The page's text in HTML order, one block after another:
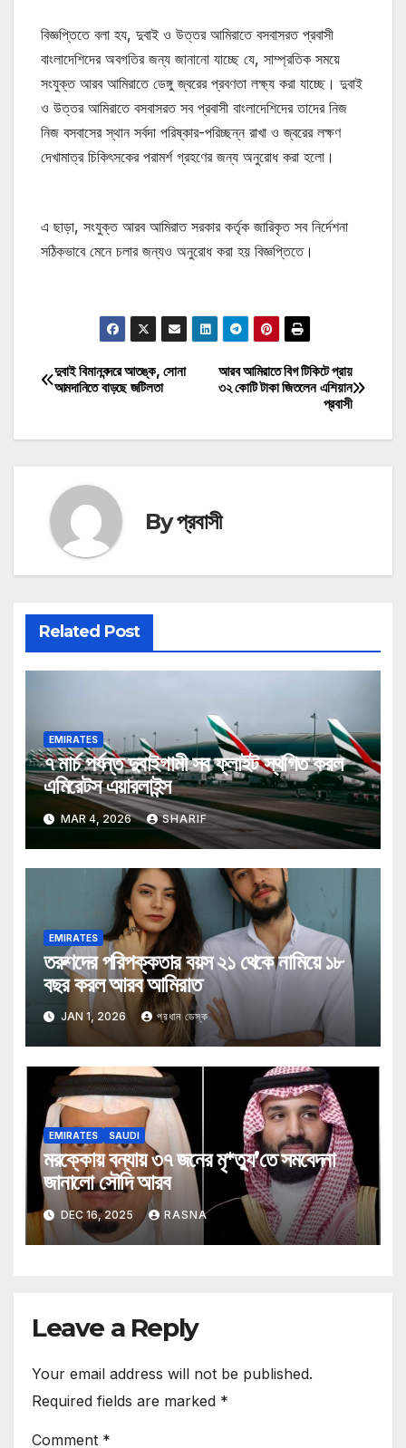
বিজ্ঞপ্তিতে বলা হয, দুবাই ও উত্তর আমিরাতে বসবাসরত প্রবাসী
বাংলাদেশিদের অবগতির জন্য জানানো যাচ্ছে যে, সাম্প্রতিক সময়ে
সংযুক্ত আরব আমিরাতে ডেঙ্গু জ্বরের প্রবণতা লক্ষ্য করা যাচ্ছে। দুবাই
ও উত্তর আমিরাতে বসবাসরত সব প্রবাসী বাংলাদেশিদের তাদের নিজ
নিজ বসবাসের স্থান সর্বদা পরিষ্কার-পরিচ্ছন্ন রাখা ও জ্বরের লক্ষণ
দেখামাত্র চিকিৎসকের পরামর্শ গ্রহণের জন্য অনুরোধ করা হলো।
এ ছাড়া, সংযুক্ত আরব আমিরাত সরকার কর্তৃক জারিকৃত সব নির্দেশনা
সঠিকভাবে মেনে চলার জন্যও অনুরোধ করা হয় বিজ্ঞপ্তিতে।
Post
আরব আমিরাতে বিগ টিকিটে প্রায়
৩২ কোটি টাকা জিতলেন এশিয়ান
প্রবাসী
দুবাই বিমানবন্দরে আতঙ্ক, সোনা
আমদানিতে বাড়ছে জটিলতা
Byপ্রবাসী
Related Post
EMIRATES
৭ মার্চ পর্যন্ত দুবাইগামী সব ফ্লাইট স্থগিত করল
এমিরেটস এয়ারলাইন্স
MAR 4, 2026 SHARIF
EMIRATES
তরুণদের পরিপক্কতার বয়স ২১ থেকে নামিয়ে ১৮
বছর করল আরব আমিরাত
JAN 1, 2026 প্রধান ডেস্ক
EMIRATES SAUDI
মরক্কোয় বন্যায় ৩৭ জনের মৃ*ত্যু’তে সমবেদনা
জানালো সৌদি আরব
DEC 16, 2025 RASNA
Leave a Reply
Your email address will not be published.
Required fields are marked *
Comment *